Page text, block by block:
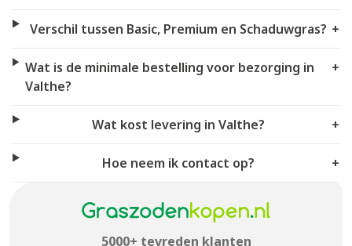
Verschil tussen Basic, Premium en Schaduwgras? +
Wat is de minimale bestelling voor bezorging in
Valthe?
+
Wat kost levering in Valthe? +
Hoe neem ik contact op? +
5000+ tevreden klanten